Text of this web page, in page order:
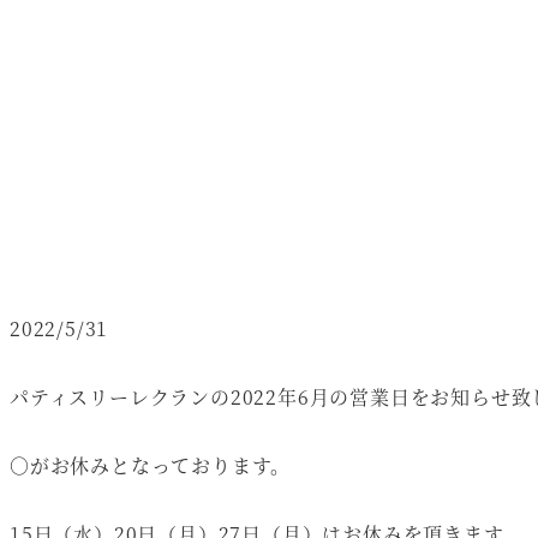
2022/5/31
パティスリーレクランの2022年6月の営業日をお知らせ致
○がお休みとなっております。